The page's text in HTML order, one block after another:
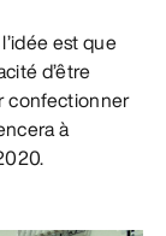
est que
d’être
confectionner
à